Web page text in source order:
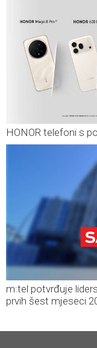
HONOR telefoni s
m:tel potvrđuje
prvih šest mjeseci